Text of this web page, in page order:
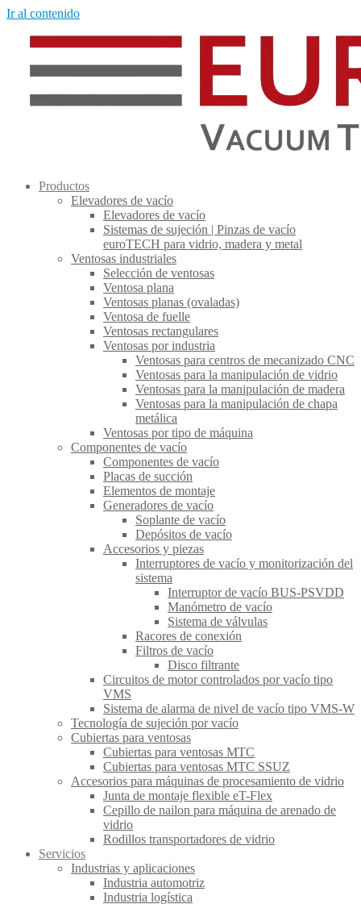
Ir al contenido
Productos
Elevadores de vacío
Elevadores de vacío
Sistemas de sujeción | Pinzas de vacío
euroTECH para vidrio, madera y metal
Ventosas industriales
Selección de ventosas
Ventosa plana
Ventosas planas (ovaladas)
Ventosa de fuelle
Ventosas rectangulares
Ventosas por industria
Ventosas para centros de mecanizado CNC
Ventosas para la manipulación de vidrio
Ventosas para la manipulación de madera
Ventosas para la manipulación de chapa
metálica
Ventosas por tipo de máquina
Componentes de vacío
Componentes de vacío
Placas de succión
Elementos de montaje
Generadores de vacío
Soplante de vacío
Depósitos de vacío
Accesorios y piezas
Interruptores de vacío y monitorización del
sistema
Interruptor de vacío BUS-PSVDD
Manómetro de vacío
Sistema de válvulas
Racores de conexión
Filtros de vacío
Disco filtrante
Circuitos de motor controlados por vacío tipo
VMS
Sistema de alarma de nivel de vacío tipo VMS-W
Tecnología de sujeción por vacío
Cubiertas para ventosas
Cubiertas para ventosas MTC
Cubiertas para ventosas MTC SSUZ
Accesorios para máquinas de procesamiento de vidrio
Junta de montaje flexible eT-Flex
Cepillo de nailon para máquina de arenado de
vidrio
Rodillos transportadores de vidrio
Servicios
Industrias y aplicaciones
Industria automotriz
Industria logística